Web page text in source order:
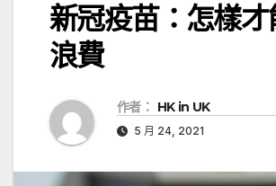
新冠疫苗：怎樣
浪費
作者： HK in UK
5 月 24, 2021